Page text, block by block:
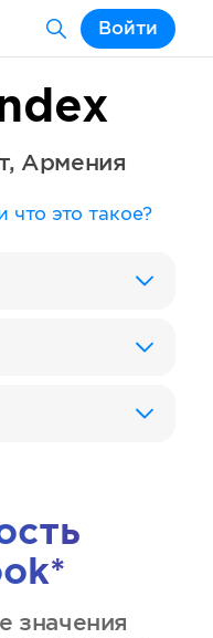
Войти
, Армения
что это такое?
значения